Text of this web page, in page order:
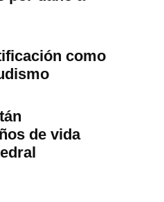
como
de vida